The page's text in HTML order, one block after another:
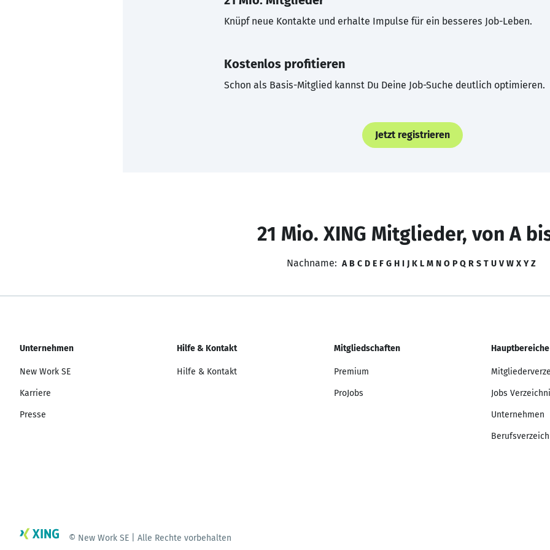
Knüpf neue Kontakte und erhalte Impulse für ein besseres Job-Leben.
Kostenlos profitieren
Schon als Basis-Mitglied kannst Du Deine Job-Suche deutlich optimieren.
Jetzt registrieren
21 Mio. XING Mitglieder, von A
Nachname: A B C D E F G H I J K L M N O P Q R S T U V W X Y Z
Unternehmen
New Work SE
Karriere
Presse
Hilfe & Kontakt
Hilfe & Kontakt
Mitgliedschaften
Premium
ProJobs
Hauptbereiche
Jobs
Unternehmen
© New Work SE | Alle Rechte vorbehalten